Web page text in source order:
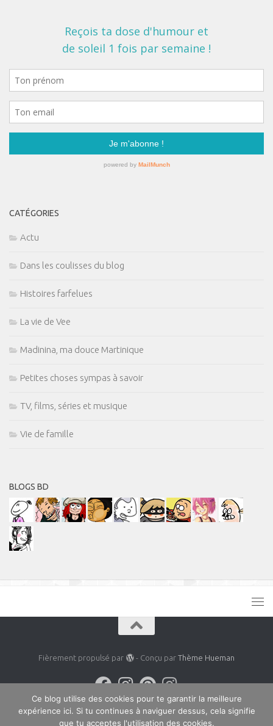
CATÉGORIES
Actu
Dans les coulisses du blog
Histoires farfelues
La vie de Vee
Madinina, ma douce Martinique
Petites choses sympas à savoir
TV, films, séries et musique
Vie de famille
BLOGS BD
Fièrement propulsé par - Conçu par Thème Hueman
Ce blog utilise des cookies pour te garantir la meilleure
expérience ici. Si tu continues à naviguer dessus, cela signifie
que tu acceptes l'utilisation des cookies.